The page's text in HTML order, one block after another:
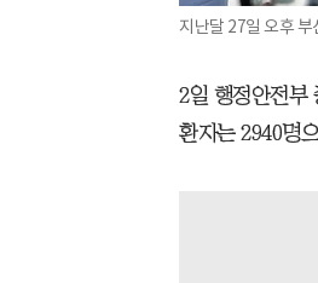
지난달 27일 오후
2일 행정안전부
환자는 2940명